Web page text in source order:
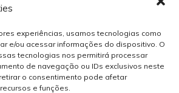
experiências, usamos tecnologias como
e/ou acessar informações do dispositivo. O
tecnologias nos permitirá processar
de navegação ou IDs exclusivos neste
o consentimento pode afetar
e funções.